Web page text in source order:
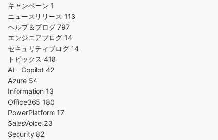
キャンペーン 1
ニュースリリース 113
ヘルプ＆ブログ 797
エンジニアブログ 14
セキュリティブログ 14
トピックス 418
AI・Copilot 42
Azure 54
Information 13
Office365 180
PowerPlatform 17
SalesVoice 23
Security 82